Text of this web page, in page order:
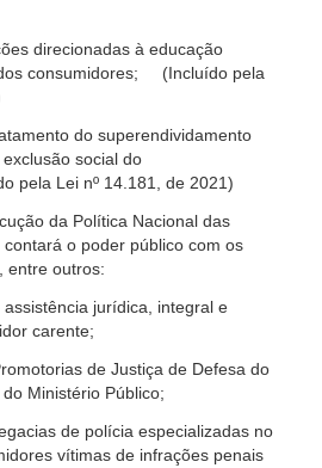
direcionadas à educação
consumidores; (Incluído pela
do superendividamento
social do
Lei nº 14.181, de 2021)
da Política Nacional das
o poder público com os
entre outros:
jurídica, integral e
carente;
de Justiça de Defesa do
Ministério Público;
de polícia especializadas no
vítimas de infrações penais